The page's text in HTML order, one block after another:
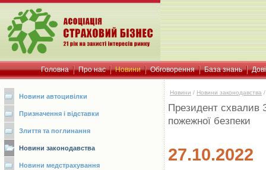
Головна Про нас Новини Обговорення База знань
Новини автоцивілки
Призначення і відставки
Злиття та поглинання
Новини законодавства
Новини медстрахування
Новини / Новини законодавства
Президент схвалив
пожежної безпеки
27.10.2022